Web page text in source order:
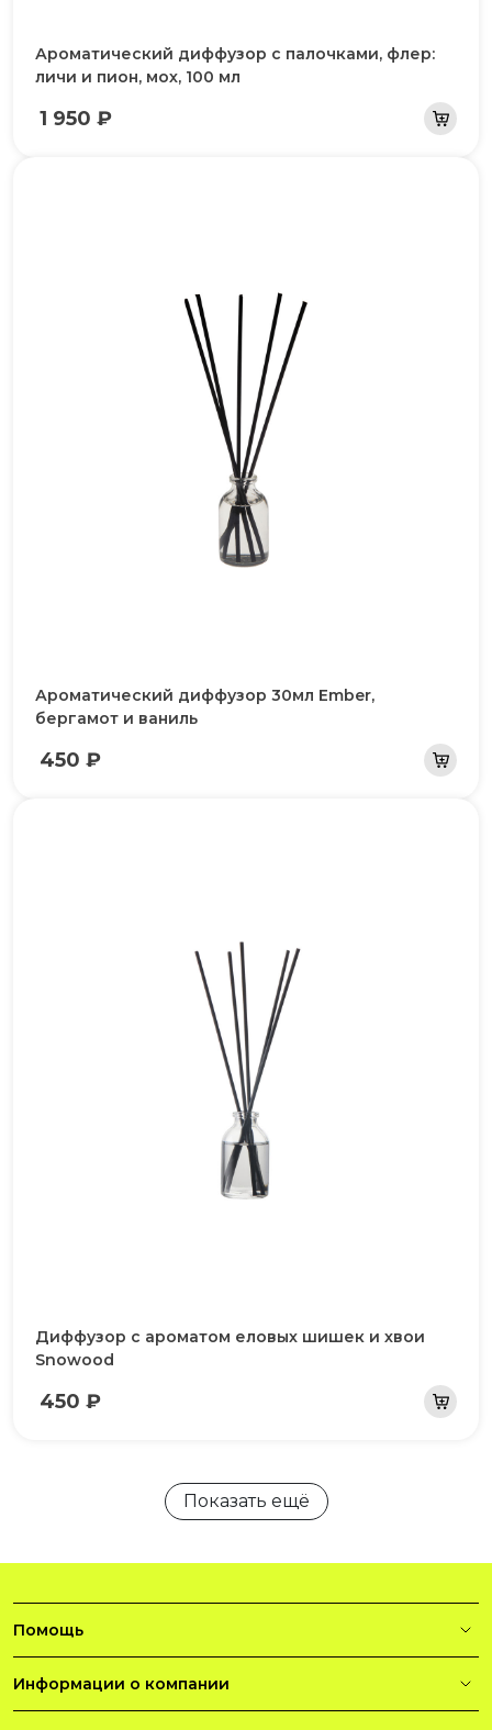
Ароматический диффузор с палочками, флер:
личи и пион, мох, 100 мл
1 950 ₽
Ароматический диффузор 30мл Ember,
бергамот и ваниль
450 ₽
Диффузор с ароматом еловых шишек и хвои
Snowood
450 ₽
Показать ещё
Помощь
Информации о компании